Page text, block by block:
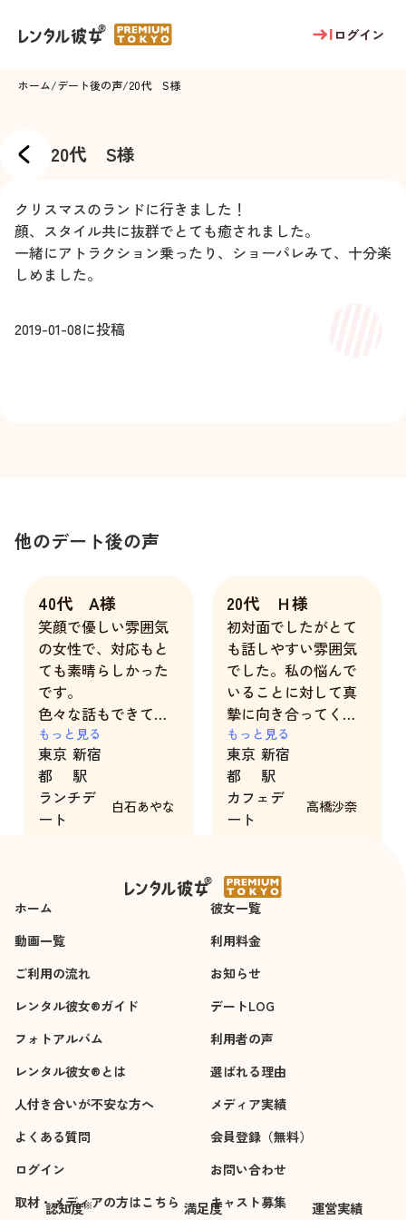
ログイン
ホーム/デート後の声/20代 S様
20代 S様
クリスマスのランドに行きました！
顔、スタイル共に抜群でとても癒されました。
一緒にアトラクション乗ったり、ショーパレみて、十分楽
しめました。
2019-01-08に投稿
他のデート後の声
40代 A様
笑顔で優しい雰囲気
の女性で、対応もと
ても素晴らしかった
です。
色々な話もできて楽
しい時間を過ごすこ
とができました。あ
りがとうございまし
た。
もっと見る
東京
都
新宿
駅
ランチデ
ート
白石あやな
20代 Ｈ様
初対面でしたがとて
も話しやすい雰囲気
でした。私の悩んで
いることに対して真
摯に向き合ってくだ
さり、少し気持ちが
楽になりました。
指名して本当に良か
ったと思いました。
もっと見る
東京
都
新宿
駅
カフェデ
ート
高橋沙奈
ホーム
彼女一覧
動画一覧
利用料金
ご利用の流れ
お知らせ
レンタル彼女®ガイド
デートLOG
フォトアルバム
利用者の声
レンタル彼女®とは
選ばれる理由
人付き合いが不安な方へ
メディア実績
よくある質問
会員登録（無料）
ログイン
お問い合わせ
取材・メディアの方はこちら
キャスト募集
認知度※ 満足度 運営実績